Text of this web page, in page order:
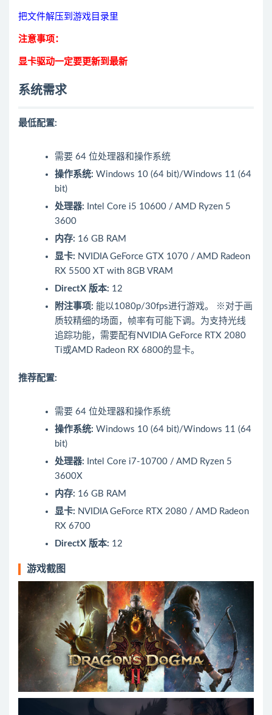
把文件解压到游戏目录里
注意事项：
显卡驱动一定要更新到最新
系统需求
最低配置:
需要 64 位处理器和操作系统
操作系统: Windows 10 (64 bit)/Windows 11 (64
bit)
处理器: Intel Core i5 10600 / AMD Ryzen 5
3600
内存: 16 GB RAM
显卡: NVIDIA GeForce GTX 1070 / AMD Radeon
RX 5500 XT with 8GB VRAM
DirectX 版本: 12
附注事项: 能以1080p/30fps进行游戏。 ※对于画
质较精细的场面，帧率有可能下调。为支持光线
追踪功能，需要配有NVIDIA GeForce RTX 2080
Ti或AMD Radeon RX 6800的显卡。
推荐配置:
需要 64 位处理器和操作系统
操作系统: Windows 10 (64 bit)/Windows 11 (64
bit)
处理器: Intel Core i7-10700 / AMD Ryzen 5
3600X
内存: 16 GB RAM
显卡: NVIDIA GeForce RTX 2080 / AMD Radeon
RX 6700
DirectX 版本: 12
游戏截图